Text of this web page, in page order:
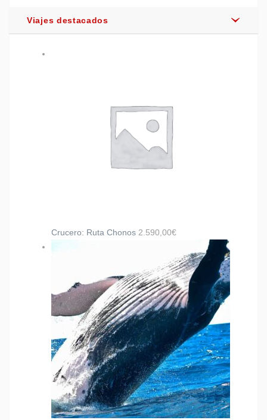
Viajes destacados
Crucero: Ruta Chonos 2.590,00€